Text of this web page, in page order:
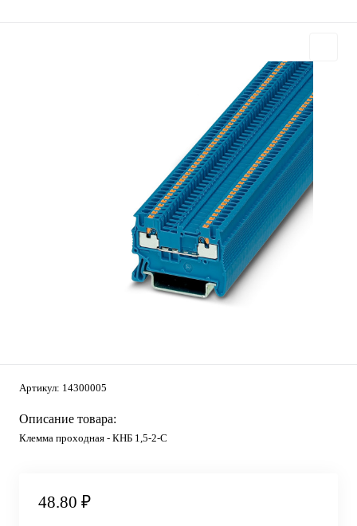
Артикул: 14300005
Описание товара:
Клемма проходная - КНБ 1,5-2-С
48.80 ₽